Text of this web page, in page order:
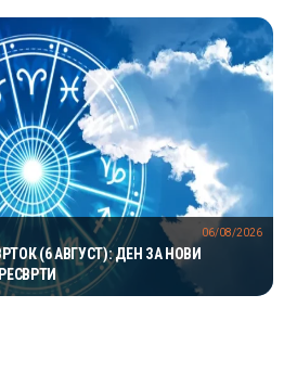
(6 АВГУСТ): ДЕН ЗА НОВИ
06/08/2026